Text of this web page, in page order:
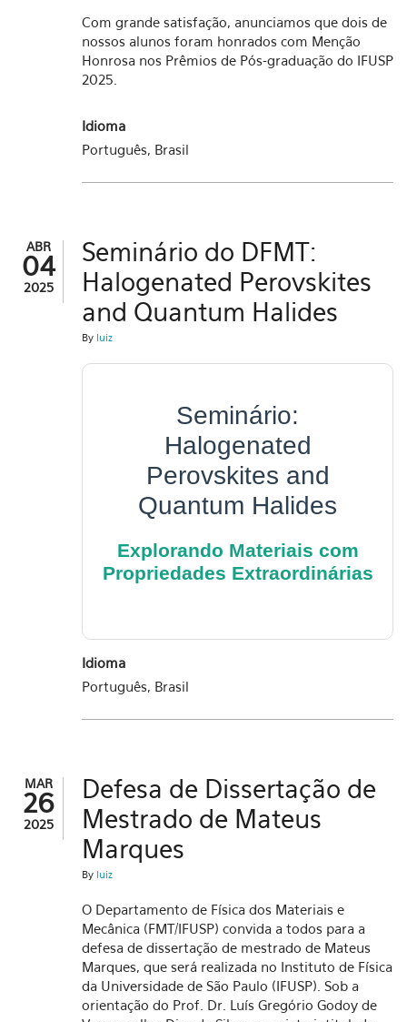
Com grande satisfação, anunciamos que dois de
nossos alunos foram honrados com Menção
Honrosa nos Prêmios de Pós-graduação do IFUSP
2025.
Idioma
Português, Brasil
ABR
04
2025
Seminário do DFMT:
Halogenated Perovskites
and Quantum Halides
By luiz
Seminário:
Halogenated
Perovskites and
Quantum Halides
Explorando Materiais com
Propriedades Extraordinárias
Idioma
Português, Brasil
MAR
26
2025
Defesa de Dissertação de
Mestrado de Mateus
Marques
By luiz
O Departamento de Física dos Materiais e
Mecânica (FMT/IFUSP) convida a todos para a
defesa de dissertação de mestrado de Mateus
Marques, que será realizada no Instituto de Física
da Universidade de São Paulo (IFUSP). Sob a
orientação do Prof. Dr. Luís Gregório Godoy de